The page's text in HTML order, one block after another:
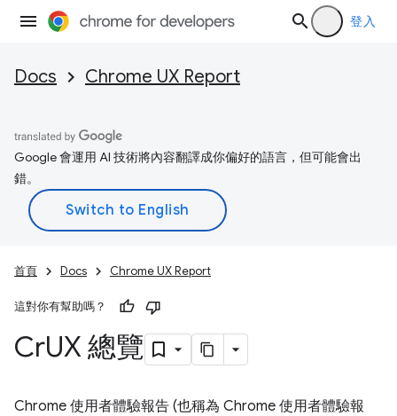
登入
Docs Chrome UX Report
Google 會運用 AI 技術將內容翻譯成你偏好的語言，但可能會出
錯。
首頁 Docs Chrome UX Report
這對你有幫助嗎？
CrUX 總覽
Chrome 使用者體驗報告 (也稱為 Chrome 使用者體驗報